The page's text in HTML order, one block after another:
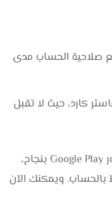
صلاحية الحساب مدى
كارد، حيث لا تقبل
بعد إتمام الدفع، تهانينا! تم إنشاء حساب مطور Google Play بنجاح،
بالحساب. ويمكنك الآن